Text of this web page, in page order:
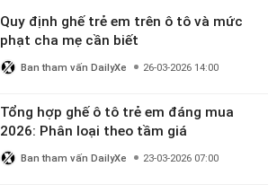
Quy định ghế trẻ em trên ô tô và mức
phạt cha mẹ cần biết
Ban tham vấn DailyXe 26-03-2026 14:00
Tổng hợp ghế ô tô trẻ em đáng mua
2026: Phân loại theo tầm giá
Ban tham vấn DailyXe 23-03-2026 07:00